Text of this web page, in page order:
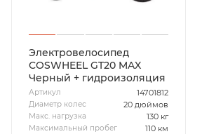
Электровелосипед
COSWHEEL GT20 MAX
Черный + гидроизоляция
Артикул 14701812
Диаметр колес 20 дюймов
Макс. нагрузка 130 кг
Максимальный пробег 110 км